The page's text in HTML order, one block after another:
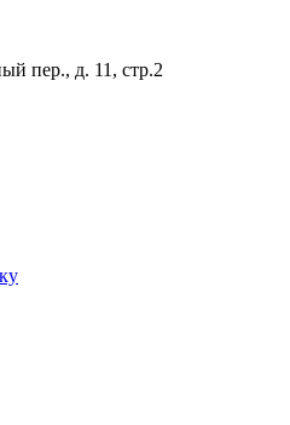
пер., д. 11, стр.2